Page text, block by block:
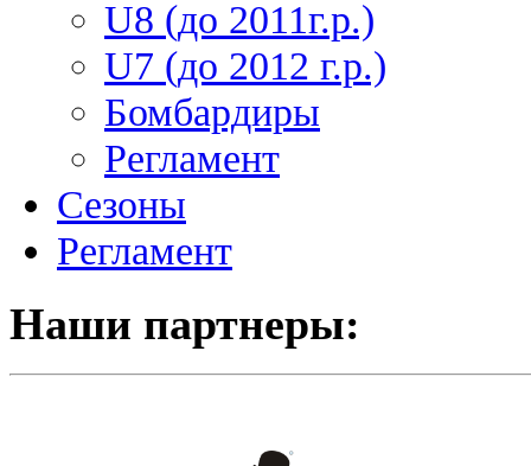
U8 (до 2011г.р.)
U7 (до 2012 г.р.)
Бомбардиры
Регламент
Сезоны
Регламент
Наши партнеры: